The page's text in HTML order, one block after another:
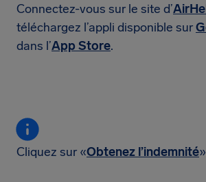
Connectez-vous sur le site d’
téléchargez l’appli disponible sur
dans l’App Store.
Cliquez sur «Obtenez l’indemnité